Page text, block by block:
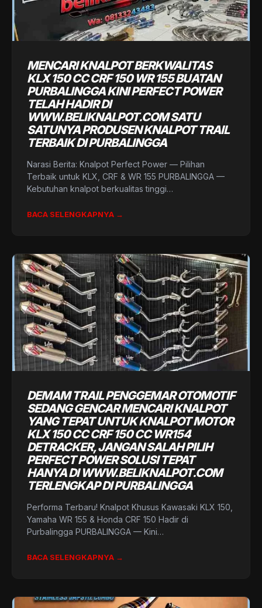
MENCARI KNALPOT BERKWALITAS
KLX 150 CC CRF 150 WR 155 BUATAN
PURBALINGGA KINI PERFECT POWER
TELAH HADIR DI
WWW.BELIKNALPOT.COM SATU
SATUNYA PRODUSEN KNALPOT TRAIL
TERBAIK DI PURBALINGGA
Narasi Berita: Knalpot Perfect Power — Pilihan
Terbaik untuk KLX, CRF & WR 155 PURBALINGGA —
Kebutuhan knalpot berkualitas tinggi…
BACA SELENGKAPNYA →
DEMAM TRAIL PENGGEMAR OTOMOTIF
SEDANG GENCAR MENCARI KNALPOT
YANG TEPAT UNTUK KNALPOT MOTOR
KLX 150 CC CRF 150 CC WR154
DETRACKER, JANGAN SALAH PILIH
PERFECT POWER SOLUSI TEPAT
HANYA DI WWW.BELIKNALPOT.COM
TERLENGKAP DI PURBALINGGA
Performa Terbaru! Knalpot Khusus Kawasaki KLX 150,
Yamaha WR 155 & Honda CRF 150 Hadir di
Purbalingga PURBALINGGA — Kini…
BACA SELENGKAPNYA →